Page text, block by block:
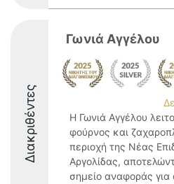
Διακριθέντες
Γωνιά Αγγέλου
Η Γωνιά Αγγέλου
φούρνος και
περιοχή της Νέας
Αργολίδας,
σημείο αναφοράς για